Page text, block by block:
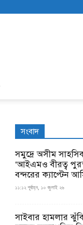
সংবাদ
সমুদ্রে অসীম
‘আইএমও বীরত্ব
বন্দরের ক্যাপ্টেন
১১:১২ পূর্বাহ্ন, ১০ জুলাই ২৬
সাইবার হামলার